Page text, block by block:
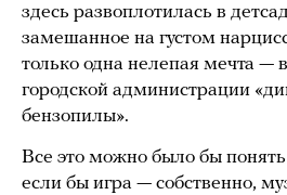
здесь развоплотилась в
замешанное на густом
только одна нелепая мечта —
городской администрации
бензопилы».
Все это можно было бы
если бы игра — собственно,